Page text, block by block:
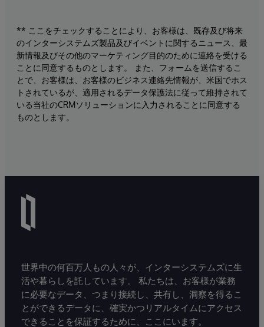
** ここをチェックすることにより、お客様は、既存及び将来
のインターシステムズ製品及びイベントに関するニュース、最
新情報及びその他のマーケティング目的のために連絡を受ける
ことに同意するものとします。 また、フォームを送信するこ
とで、お客様は、お客様のビジネス連絡先情報が、米国でホス
トされているが、適用されるデータ保護法に従って維持されて
いる当社のCRMソリューションに入力されることに同意する
ものとします。
世界中の何百万人もの人々が、インターシステムズに生
活や暮らしを託しています。 私たちは、お客様が業務
に必要なデータ、つまり接続し、共有し、洞察を得るこ
とができるデータに、確実かつリアルタイムにアクセス
できることを保証するために、ここにいます。